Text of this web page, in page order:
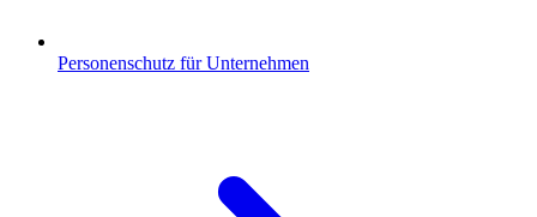
Personenschutz für Unternehmen